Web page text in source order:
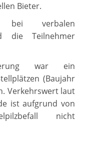
Bieter.
verbalen
die Teilnehmer
war ein
(Baujahr
Verkehrswert laut
ist aufgrund von
nicht